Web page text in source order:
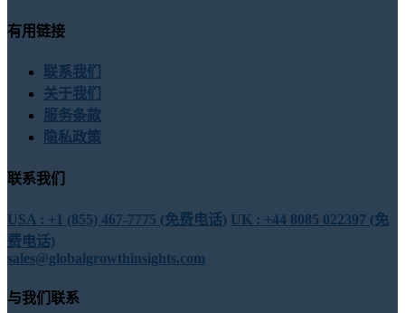
有用链接
联系我们
关于我们
服务条款
隐私政策
联系我们
USA : +1 (855) 467-7775 (免费电话) UK : +44 8085 022397 (免
费电话)
sales@globalgrowthinsights.com
与我们联系